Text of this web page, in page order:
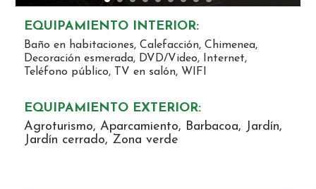
EQUIPAMIENTO INTERIOR:
Baño en habitaciones, Calefacción, Chimenea,
Decoración esmerada, DVD/Video, Internet,
Teléfono público, TV en salón, WIFI
EQUIPAMIENTO EXTERIOR:
Agroturismo, Aparcamiento, Barbacoa, Jardín,
Jardín cerrado, Zona verde